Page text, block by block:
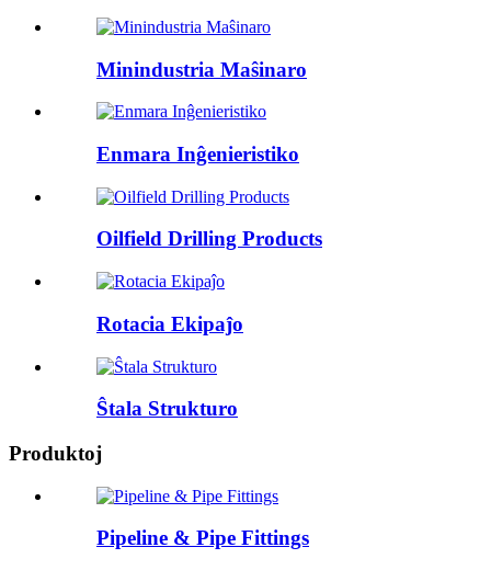
Minindustria Maŝinaro
Enmara Inĝenieristiko
Oilfield Drilling Products
Rotacia Ekipaĵo
Ŝtala Strukturo
Produktoj
Pipeline & Pipe Fittings